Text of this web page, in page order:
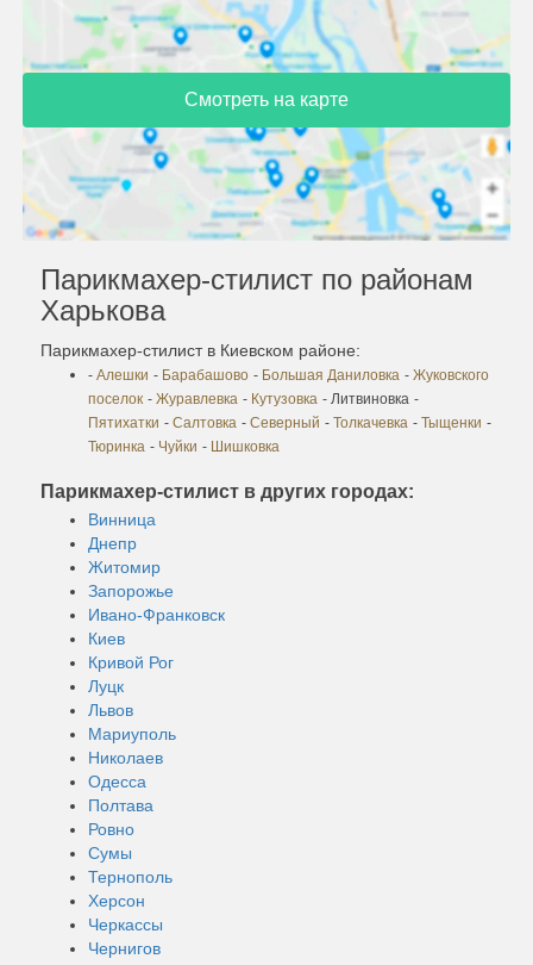
Смотреть на карте
Парикмахер-стилист по районам
Харькова
Парикмахер-стилист в Киевском районе:
- Алешки - Барабашово - Большая Даниловка - Жуковского
поселок - Журавлевка - Кутузовка - Литвиновка -
Пятихатки - Салтовка - Северный - Толкачевка - Тыщенки -
Тюринка - Чуйки - Шишковка
Парикмахер-стилист в других городах:
Винница
Днепр
Житомир
Запорожье
Ивано-Франковск
Киев
Кривой Рог
Луцк
Львов
Мариуполь
Николаев
Одесса
Полтава
Ровно
Сумы
Тернополь
Херсон
Черкассы
Чернигов